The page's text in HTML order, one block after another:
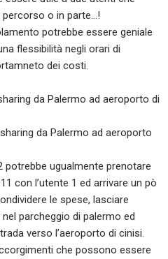
o in parte…!
potrebbe essere geniale
flessibilità negli orari di
dei costi.
da Palermo ad aeroporto di
da Palermo ad aeroporto
potrebbe ugualmente prenotare
con l’utente 1 ed arrivare un pò
le spese, lasciare
nel parcheggio di palermo ed
verso l’aeroporto di cinisi.
che possono essere